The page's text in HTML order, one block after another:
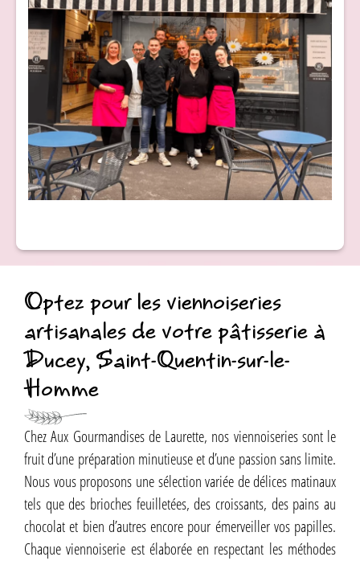
Optez pour les viennoiseries
artisanales de votre pâtisserie à
Ducey, Saint-Quentin-sur-le-
Homme
Chez Aux Gourmandises de Laurette, nos viennoiseries sont le
fruit d’une préparation minutieuse et d’une passion sans limite.
Nous vous proposons une sélection variée de délices matinaux
tels que des brioches feuilletées, des croissants, des pains au
chocolat et bien d’autres encore pour émerveiller vos papilles.
Chaque viennoiserie est élaborée en respectant les méthodes